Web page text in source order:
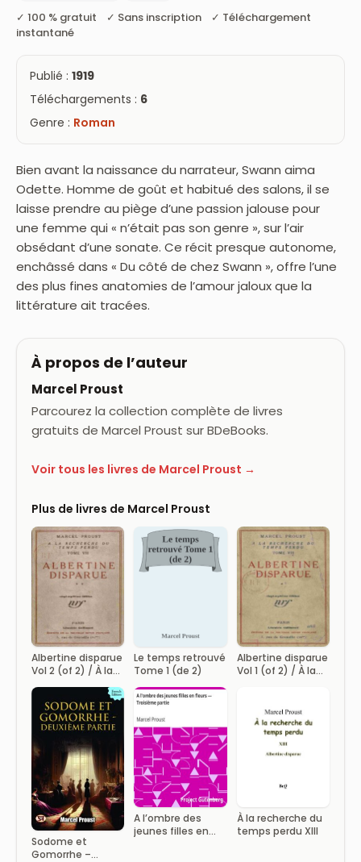
✓ 100 % gratuit ✓ Sans inscription ✓ Téléchargement
instantané
Publié : 1919
Téléchargements : 6
Genre : Roman
Bien avant la naissance du narrateur, Swann aima
Odette. Homme de goût et habitué des salons, il se
laisse prendre au piège d’une passion jalouse pour
une femme qui « n’était pas son genre », sur l’air
obsédant d’une sonate. Ce récit presque autonome,
enchâssé dans « Du côté de chez Swann », offre l’une
des plus fines anatomies de l’amour jaloux que la
littérature ait tracées.
À propos de l’auteur
Marcel Proust
Parcourez la collection complète de livres
gratuits de Marcel Proust sur BDeBooks.
Voir tous les livres de Marcel Proust →
Plus de livres de Marcel Proust
Albertine disparue
Vol 2 (of 2) / À la
temps perdu,
Tome 7
Le temps retrouvé
Tome 1 (de 2)
Albertine disparue
Vol 1 (of 2) / À la
Tome 7
Sodome et
Gomorrhe –
A l’ombre des
jeunes filles en
À la recherche du
temps perdu XIII